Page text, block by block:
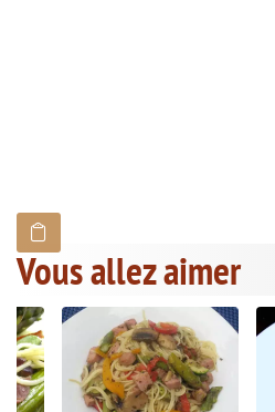
Vous allez aimer